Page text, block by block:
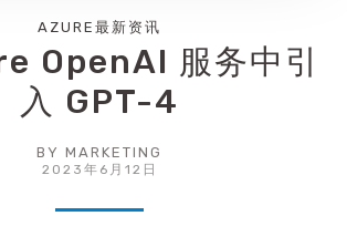
AZURE最新资讯
OpenAI 服务中引
入 GPT-4
BY MARKETING
2023年6月12日